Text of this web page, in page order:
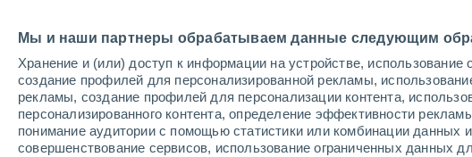
Мы и наши партнеры обрабатываем данные следующим
Хранение и (или) доступ к информации на устройстве,
создание профилей для персонализированной рекламы,
рекламы, создание профилей для персонализации контента,
персонализированного контента, определение эффективности
понимание аудитории с помощью статистики или комбинации данных
совершенствование сервисов, использование ограниченных данных